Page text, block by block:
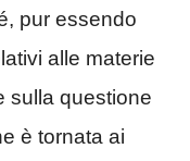
pur essendo
alle materie
sulla questione
è tornata ai